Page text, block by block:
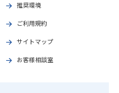
推奨環境
ご利用規約
サイトマップ
お客様相談室